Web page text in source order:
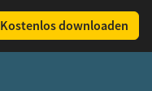
Kostenlos downloaden